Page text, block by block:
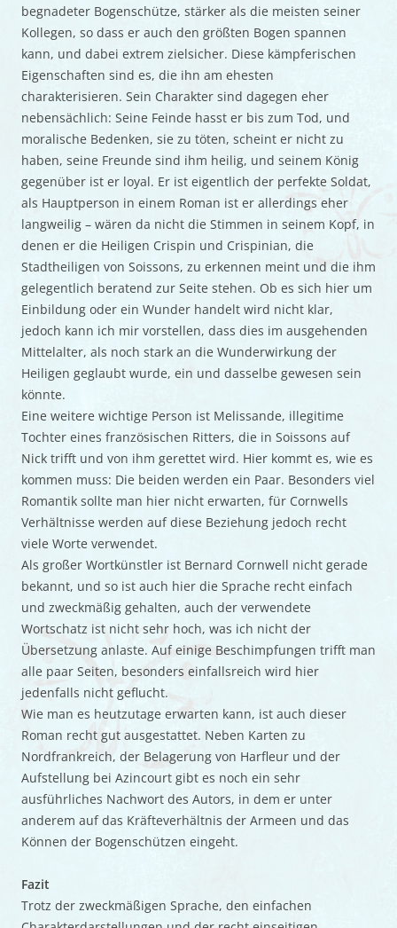
begnadeter Bogenschütze, stärker als die meisten seiner
Kollegen, so dass er auch den größten Bogen spannen
kann, und dabei extrem zielsicher. Diese kämpferischen
Eigenschaften sind es, die ihn am ehesten
charakterisieren. Sein Charakter sind dagegen eher
nebensächlich: Seine Feinde hasst er bis zum Tod, und
moralische Bedenken, sie zu töten, scheint er nicht zu
haben, seine Freunde sind ihm heilig, und seinem König
gegenüber ist er loyal. Er ist eigentlich der perfekte Soldat,
als Hauptperson in einem Roman ist er allerdings eher
langweilig – wären da nicht die Stimmen in seinem Kopf, in
denen er die Heiligen Crispin und Crispinian, die
Stadtheiligen von Soissons, zu erkennen meint und die ihm
gelegentlich beratend zur Seite stehen. Ob es sich hier um
Einbildung oder ein Wunder handelt wird nicht klar,
jedoch kann ich mir vorstellen, dass dies im ausgehenden
Mittelalter, als noch stark an die Wunderwirkung der
Heiligen geglaubt wurde, ein und dasselbe gewesen sein
könnte.
Eine weitere wichtige Person ist Melissande, illegitime
Tochter eines französischen Ritters, die in Soissons auf
Nick trifft und von ihm gerettet wird. Hier kommt es, wie es
kommen muss: Die beiden werden ein Paar. Besonders viel
Romantik sollte man hier nicht erwarten, für Cornwells
Verhältnisse werden auf diese Beziehung jedoch recht
viele Worte verwendet.
Als großer Wortkünstler ist Bernard Cornwell nicht gerade
bekannt, und so ist auch hier die Sprache recht einfach
und zweckmäßig gehalten, auch der verwendete
Wortschatz ist nicht sehr hoch, was ich nicht der
Übersetzung anlaste. Auf einige Beschimpfungen trifft man
alle paar Seiten, besonders einfallsreich wird hier
jedenfalls nicht geflucht.
Wie man es heutzutage erwarten kann, ist auch dieser
Roman recht gut ausgestattet. Neben Karten zu
Nordfrankreich, der Belagerung von Harfleur und der
Aufstellung bei Azincourt gibt es noch ein sehr
ausführliches Nachwort des Autors, in dem er unter
anderem auf das Kräfteverhältnis der Armeen und das
Können der Bogenschützen eingeht.
Fazit
Trotz der zweckmäßigen Sprache, den einfachen